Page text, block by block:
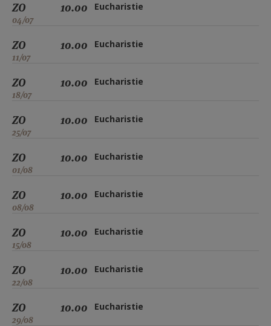
ZO
04/07
10.00 Eucharistie
ZO
11/07
10.00 Eucharistie
ZO
18/07
10.00 Eucharistie
ZO
25/07
10.00 Eucharistie
ZO
01/08
10.00 Eucharistie
ZO
08/08
10.00 Eucharistie
ZO
15/08
10.00 Eucharistie
ZO
22/08
10.00 Eucharistie
ZO
29/08
10.00 Eucharistie